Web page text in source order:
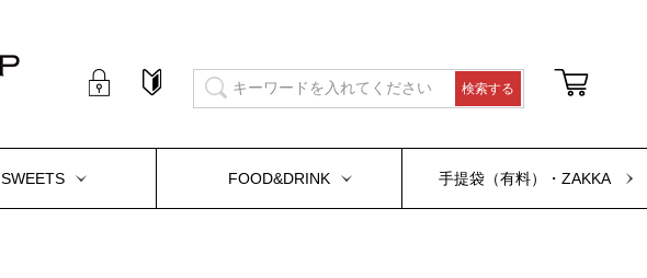
SWEETS FOOD&DRINK 手提袋（有料）・ZAKKA